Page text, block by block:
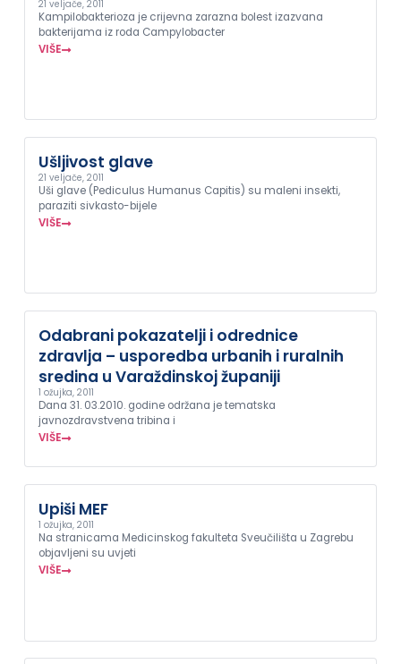
21 veljače, 2011
Kampilobakterioza je crijevna zarazna bolest izazvana
bakterijama iz roda Campylobacter
VIŠE
Ušljivost glave
21 veljače, 2011
Uši glave (Pediculus Humanus Capitis) su maleni insekti,
paraziti sivkasto-bijele
VIŠE
Odabrani pokazatelji i odrednice
zdravlja – usporedba urbanih i ruralnih
sredina u Varaždinskoj županiji
1 ožujka, 2011
Dana 31. 03.2010. godine održana je tematska
javnozdravstvena tribina i
VIŠE
Upiši MEF
1 ožujka, 2011
Na stranicama Medicinskog fakulteta Sveučilišta u Zagrebu
objavljeni su uvjeti
VIŠE